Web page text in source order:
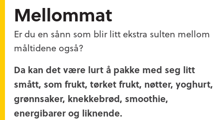
Mellommat
Er du en sånn som blir litt ekstra sulten mellom
måltidene også?
Da kan det være lurt å pakke med seg litt
smått, som frukt, tørket frukt, nøtter, yoghurt,
grønnsaker, knekkebrød, smoothie,
energibarer og liknende.